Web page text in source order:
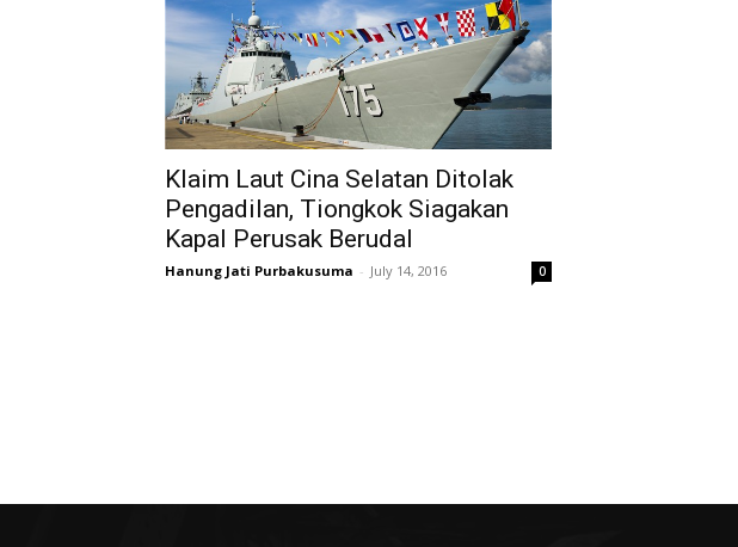
Klaim Laut Cina Selatan Ditolak
Pengadilan, Tiongkok Siagakan
Kapal Perusak Berudal
Hanung Jati Purbakusuma - July 14, 2016 0